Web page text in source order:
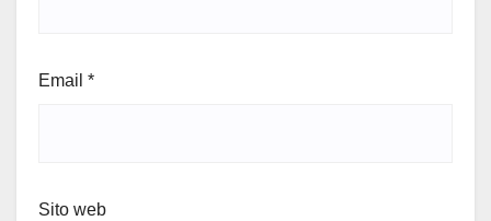
Email *
Sito web